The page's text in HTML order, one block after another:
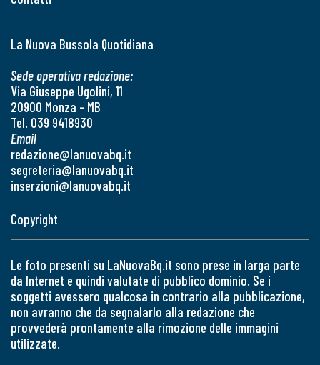
La Nuova Bussola Quotidiana
Sede operativa redazione:
Via Giuseppe Ugolini, 11
20900 Monza - MB
Tel. 039 9418930
Email
redazione@lanuovabq.it
segreteria@lanuovabq.it
inserzioni@lanuovabq.it
Copyright
Le foto presenti su LaNuovaBq.it sono prese in larga parte
da Internet e quindi valutate di pubblico dominio. Se i
soggetti avessero qualcosa in contrario alla pubblicazione,
non avranno che da segnalarlo alla redazione che
provvederà prontamente alla rimozione delle immagini
utilizzate.